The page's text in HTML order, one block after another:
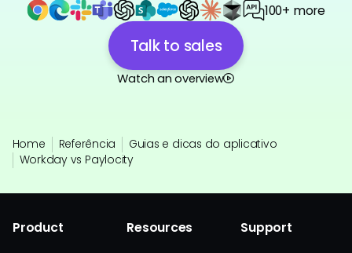
100+ more
Talk to sales
Watch an overview
Home Referência
Guias e dicas do aplicativo
Workday vs Paylocity
Product Resources Support